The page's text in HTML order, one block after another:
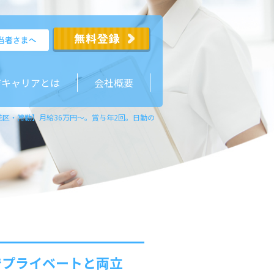
ャリアとは 会社概要
・常勤】月給36万円～。賞与年2回。日勤のみでプライベートと両立可能。最
ライベートと両立